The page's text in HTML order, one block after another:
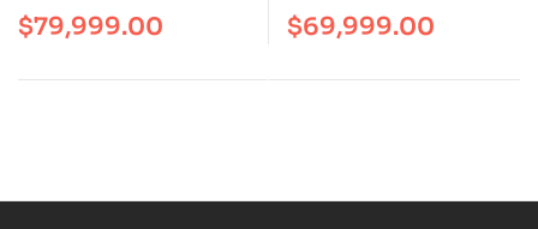
$79,999.00 $69,999.00